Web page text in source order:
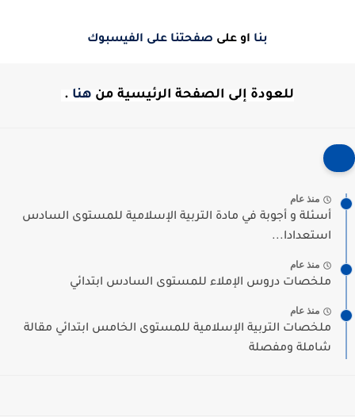
بنا او على صفحتنا على الفيسبوك
للعودة إلى الصفحة الرئيسية من هنا .
منذ عام
أسئلة و أجوبة في مادة التربية الإسلامية للمستوى السادس
استعدادا...
منذ عام
ملخصات دروس الإملاء للمستوى السادس ابتدائي
منذ عام
ملخصات التربية الإسلامية للمستوى الخامس ابتدائي مقالة
شاملة ومفصلة